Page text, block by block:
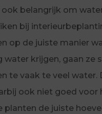
ook belangrijk om
bij
op de juiste manier
water krijgen, gaan ze
te vaak te veel
ook niet goed voor
planten de juiste